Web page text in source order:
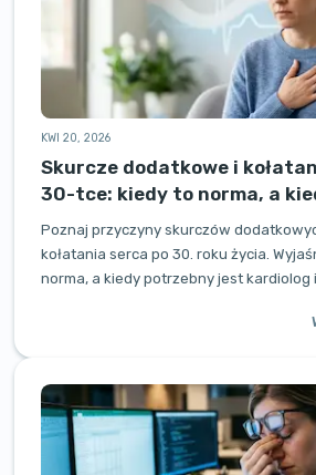
KWI 20, 2026
Skurcze dodatkowe i
30-tce: kiedy to norma, a
Poznaj przyczyny skurczów
kołatania serca po 30. roku życia.
norma, a kiedy potrzebny jest kardiolog